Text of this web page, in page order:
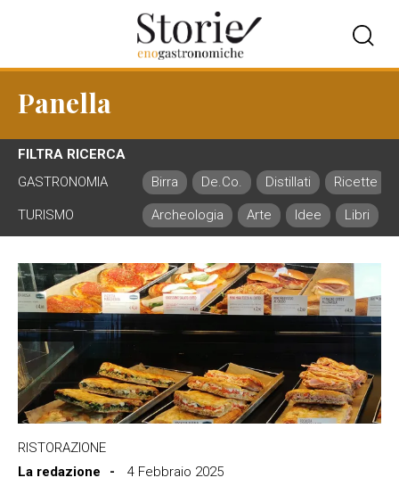
Panella
FILTRA RICERCA
GASTRONOMIA
Birra De.Co. Distillati Ricette
TURISMO Archeologia Arte Idee Libri
RISTORAZIONE
La redazione
4 Febbraio 2025